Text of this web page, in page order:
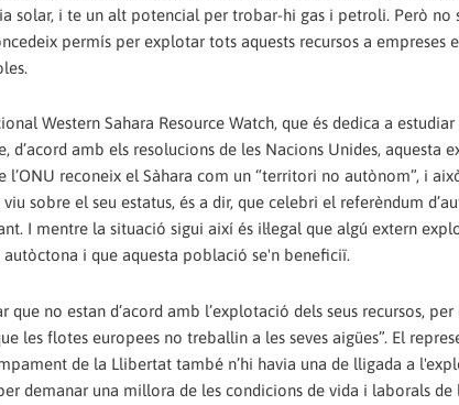
solar, i te un alt potencial per trobar-hi gas i petroli. Però no
permís per explotar tots aquests recursos a empreses
Western Sahara Resource Watch, que és dedica a
d’acord amb els resolucions de les Nacions Unides, aquesta
l’ONU reconeix el Sàhara com un “territori no autònom”, i
sobre el seu estatus, és a dir, que celebri el referèndum
I mentre la situació sigui així és il·legal que algú extern
i que aquesta població se'n beneficiï.
que no estan d’acord amb l’explotació dels seus recursos,
les flotes europees no treballin a les seves aigües”. El
de la Llibertat també n’hi havia una de lligada a
demanar una millora de les condicions de vida i laborals